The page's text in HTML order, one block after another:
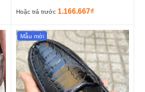
Hoặc trả trước 1.166.667₫
Mẫu mới